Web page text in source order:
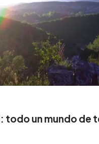
todo un mundo de